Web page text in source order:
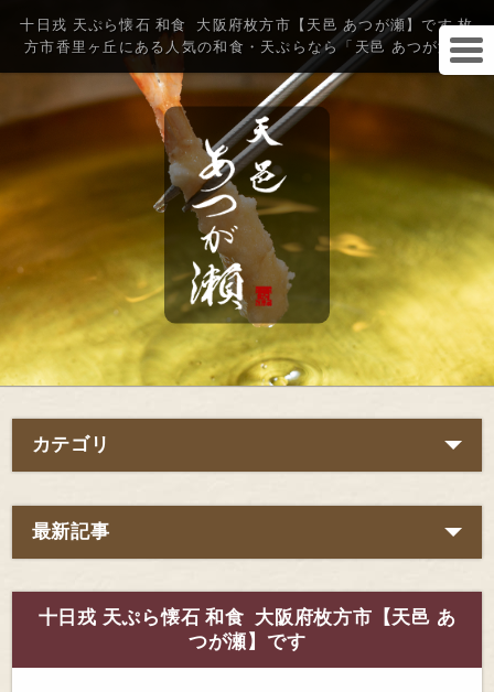
十日戎 天ぷら懐石 和食 大阪府枚方市【天邑 あつが瀬】です 枚
方市香里ヶ丘にある人気の和食・天ぷらなら「天邑 あつが瀬」
カテゴリ
最新記事
十日戎 天ぷら懐石 和食 大阪府枚方市【天邑 あ
つが瀬】です